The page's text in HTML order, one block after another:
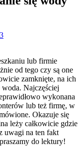
lub firmie
od tego czy są one
zamknięte, na ich
Najczęściej
wykonana
lub też firmę, w
Okazuje się
leży całkowicie gdzie
uwagi na ten fakt
do lektury!